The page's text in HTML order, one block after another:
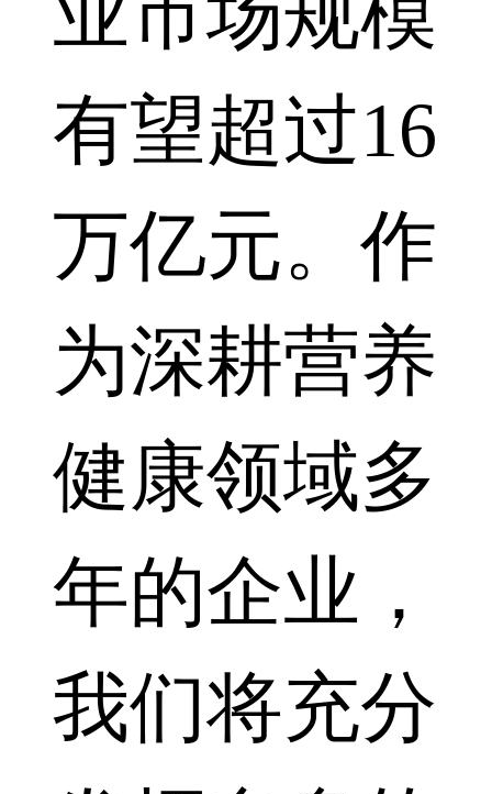
有望超过16
万亿元。作
为深耕营养
健康领域多
年的企业，
我们将充分